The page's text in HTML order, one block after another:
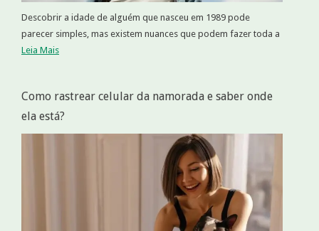
Descobrir a idade de alguém que nasceu em 1989 pode
parecer simples, mas existem nuances que podem fazer toda a
Leia Mais
Como rastrear celular da namorada e saber onde
ela está?